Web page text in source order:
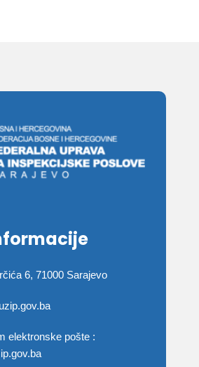
6, 71000 Sarajevo
elektronske pošte :